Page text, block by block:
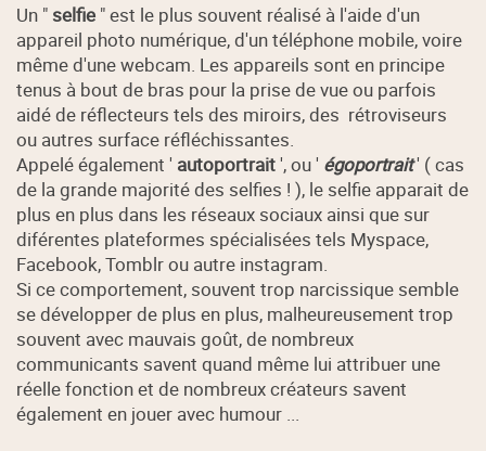
Un " selfie " est le plus souvent réalisé à l'aide d'un
appareil photo numérique, d'un téléphone mobile, voire
même d'une webcam. Les appareils sont en principe
tenus à bout de bras pour la prise de vue ou parfois
aidé de réflecteurs tels des miroirs, des rétroviseurs
ou autres surface réfléchissantes.
Appelé également ' autoportrait', ou ' égoportrait' ( cas
de la grande majorité des selfies ! ), le selfie apparait de
plus en plus dans les réseaux sociaux ainsi que sur
diférentes plateformes spécialisées tels Myspace,
Facebook, Tomblr ou autre instagram.
Si ce comportement, souvent trop narcissique semble
se développer de plus en plus, malheureusement trop
souvent avec mauvais goût, de nombreux
communicants savent quand même lui attribuer une
réelle fonction et de nombreux créateurs savent
également en jouer avec humour ...